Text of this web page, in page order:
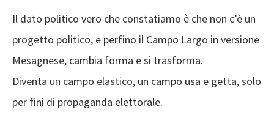
Il dato politico vero che constatiamo è che non c’è un
progetto politico, e perfino il Campo Largo in versione
Mesagnese, cambia forma e si trasforma.
Diventa un campo elastico, un campo usa e getta, solo
per fini di propaganda elettorale.